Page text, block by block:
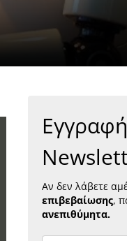
Αν δεν λάβετε
επιβεβαίωσης,
ανεπιθύμητα.